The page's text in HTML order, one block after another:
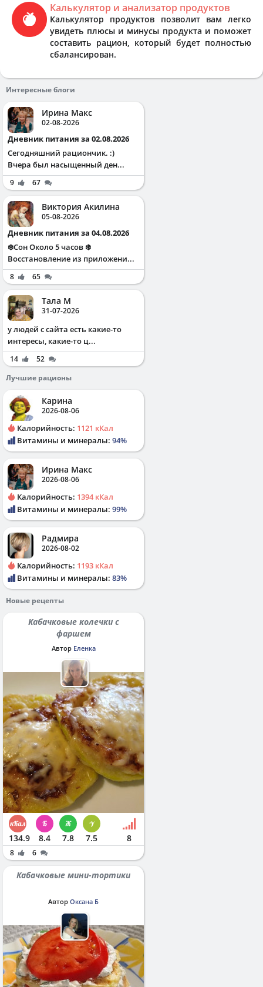
Калькулятор и анализатор продуктов
Калькулятор продуктов позволит вам легко
увидеть плюсы и минусы продукта и поможет
составить рацион, который будет полностью
сбалансирован.
Интересные блоги
Ирина Макс
02-08-2026
Дневник питания за 02.08.2026
Сегодняшний рациончик. :)
Вчера был насыщенный ден...
9 67
Виктория Акилина
05-08-2026
Дневник питания за 04.08.2026
❄️Сон Около 5 часов ❄️
Восстановление из приложени...
8 65
Тала М
31-07-2026
у людей с сайта есть какие-то
интересы, какие-то ц...
14
52
Лучшие рационы
Карина
2026-08-06
Калорийность: 1121 кКал
Витамины и минералы: 94%
Ирина Макс
2026-08-06
Калорийность: 1394 кКал
Витамины и минералы: 99%
Радмира
2026-08-02
Калорийность: 1193 кКал
Витамины и минералы: 83%
Новые рецепты
Кабачковые колечки с
фаршем
Автор Еленка
134.9 8.4 7.8 7.5 8
8 6
Кабачковые мини-тортики
Автор Оксана Б